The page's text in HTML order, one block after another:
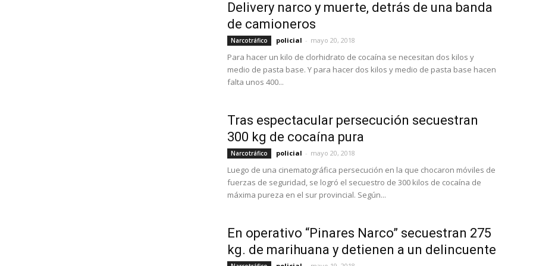
Delivery narco y muerte, detrás de una banda
de camioneros
Narcotráfico policial - mayo 20, 2018
Para hacer un kilo de clorhidrato de cocaína se necesitan dos kilos y
medio de pasta base. Y para hacer dos kilos y medio de pasta base hacen
falta unos 400...
Tras espectacular persecución secuestran
300 kg de cocaína pura
Narcotráfico policial - mayo 20, 2018
Luego de una cinematográfica persecución en la que chocaron móviles de
fuerzas de seguridad, se logró el secuestro de 300 kilos de cocaína de
máxima pureza en el sur provincial. Según...
En operativo “Pinares Narco” secuestran 275
kg. de marihuana y detienen a un delincuente